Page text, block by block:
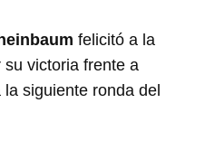
felicitó a la
su victoria frente a
siguiente ronda del